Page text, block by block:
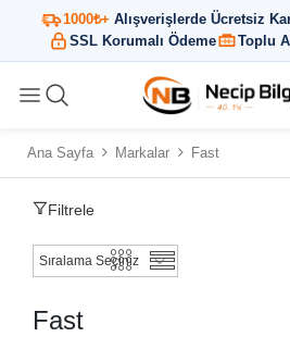
1000₺+ Alışverişlerde Ücretsiz
SSL Korumalı Ödeme
Toplu
Ana Sayfa Markalar Fast
Filtrele
Fast